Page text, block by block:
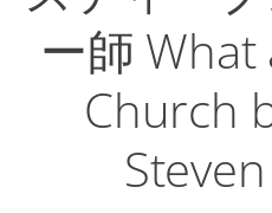
ー師
Church